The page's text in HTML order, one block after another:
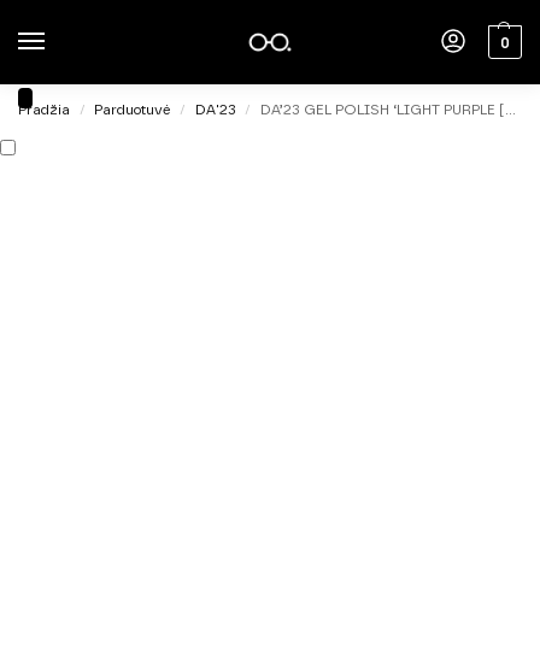
0
Pradžia / Parduotuvė / DA'23 / DA’23 GEL POLISH ‘LIGHT PURPLE [SVITLO PURPUROVYY], 8ml